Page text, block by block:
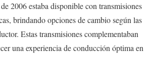
2006 estaba disponible con transmisiones
brindando opciones de cambio según las
Estas transmisiones complementaban
una experiencia de conducción óptima en